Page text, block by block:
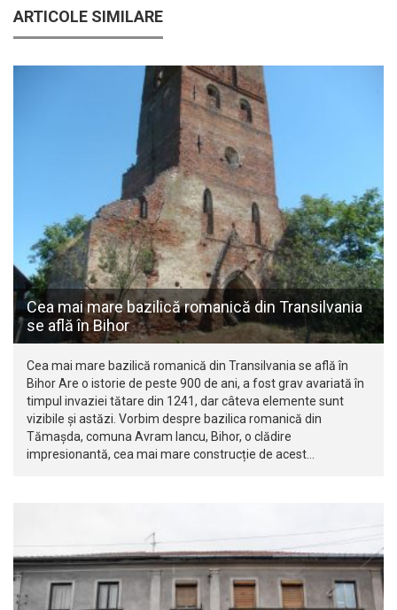
ARTICOLE SIMILARE
Cea mai mare bazilică romanică din Transilvania
se află în Bihor
Cea mai mare bazilică romanică din Transilvania se află în
Bihor Are o istorie de peste 900 de ani, a fost grav avariată în
timpul invaziei tătare din 1241, dar câteva elemente sunt
vizibile și astăzi. Vorbim despre bazilica romanică din
Tămașda, comuna Avram Iancu, Bihor, o clădire
impresionantă, cea mai mare construcție de acest…